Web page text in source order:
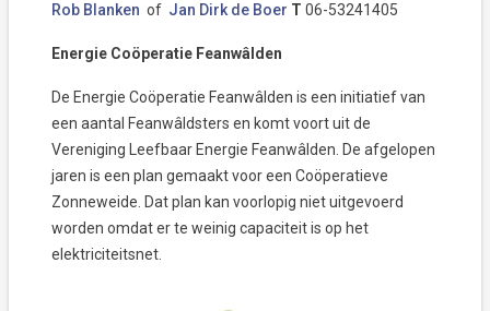
Rob Blanken of Jan Dirk de Boer T 06-53241405
Energie Coöperatie Feanwâlden
De Energie Coöperatie Feanwâlden is een initiatief van
een aantal Feanwâldsters en komt voort uit de
Vereniging Leefbaar Energie Feanwâlden. De afgelopen
jaren is een plan gemaakt voor een Coöperatieve
Zonneweide. Dat plan kan voorlopig niet uitgevoerd
worden omdat er te weinig capaciteit is op het
elektriciteitsnet.